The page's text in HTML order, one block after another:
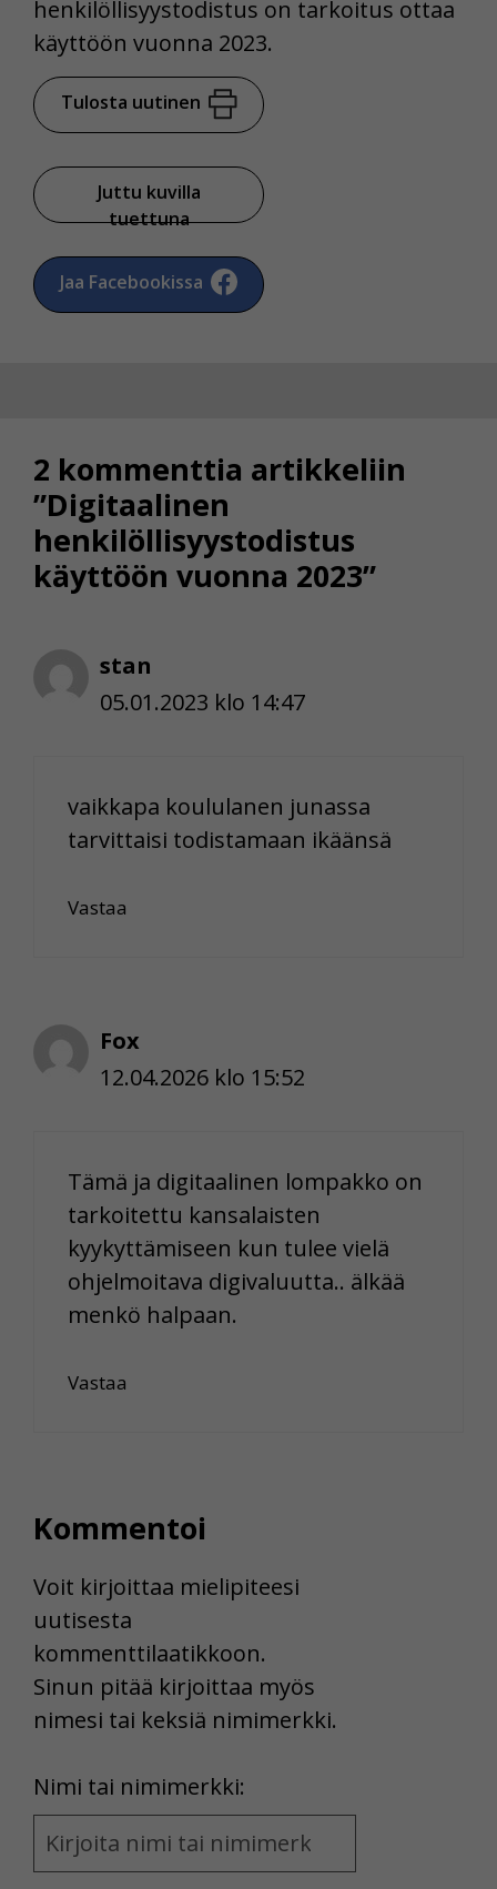
henkilöllisyystodistus on tarkoitus ottaa
käyttöön vuonna 2023.
Tulosta uutinen
Juttu kuvilla
tuettuna
Jaa Facebookissa
2 kommenttia artikkeliin
”Digitaalinen
henkilöllisyystodistus
käyttöön vuonna 2023”
stan
05.01.2023 klo 14:47
vaikkapa koululanen junassa
tarvittaisi todistamaan ikäänsä
Vastaa
Fox
12.04.2026 klo 15:52
Tämä ja digitaalinen lompakko on
tarkoitettu kansalaisten
kyykyttämiseen kun tulee vielä
ohjelmoitava digivaluutta.. älkää
menkö halpaan.
Vastaa
Kommentoi
Voit kirjoittaa mielipiteesi
uutisesta
kommenttilaatikkoon.
Sinun pitää kirjoittaa myös
nimesi tai keksiä nimimerkki.
Nimi tai nimimerkki:
Name
and